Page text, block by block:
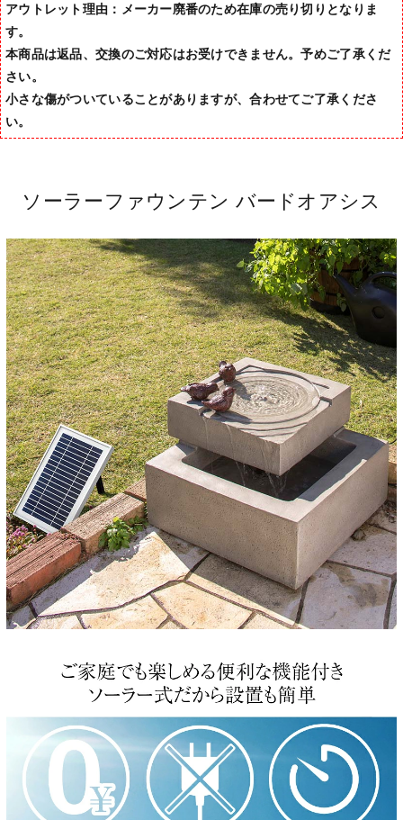
アウトレット理由：メーカー廃番のため在庫の売り切りとなりま
す。
本商品は返品、交換のご対応はお受けできません。予めご了承くだ
さい。
小さな傷がついていることがありますが、合わせてご了承くださ
い。
ソーラーファウンテン バードオアシス